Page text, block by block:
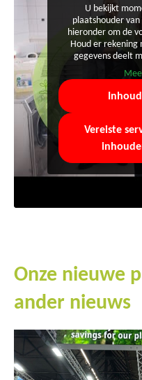
U bekijkt
plaatshouder van
hieronder om de
Houd er rekening
gegevens deelt
Vereiste
Onze nieuwe
ander nieuws